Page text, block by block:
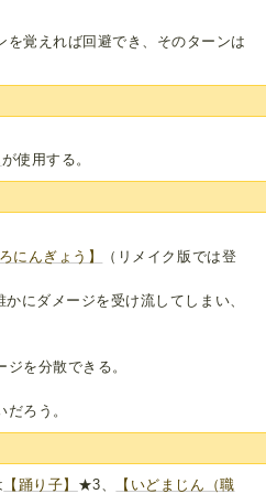
覚えれば回避でき、そのターンは
が使用する。
ろにんぎょう】
（リメイク版では登
にダメージを受け流してしまい、
を分散できる。
ろう。
【踊り子】 ★3、
【いどまじん（職